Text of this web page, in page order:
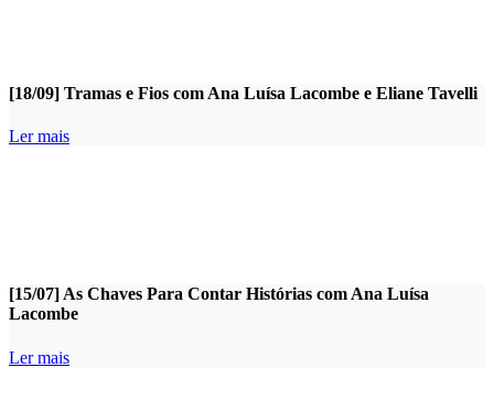
[18/09] Tramas e Fios com Ana Luísa Lacombe e Eliane Tavelli
Ler mais
[15/07] As Chaves Para Contar Histórias com Ana Luísa
Lacombe
Ler mais